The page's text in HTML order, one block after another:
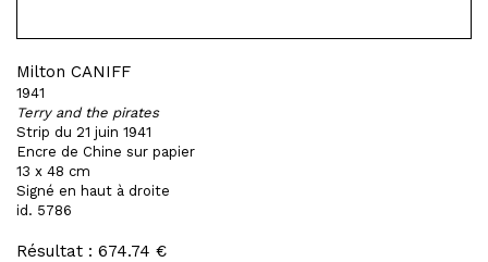
Milton CANIFF
1941
Terry and the pirates
Strip du 21 juin 1941
Encre de Chine sur papier
13 x 48 cm
Signé en haut à droite
id. 5786
Résultat : 674.74 €